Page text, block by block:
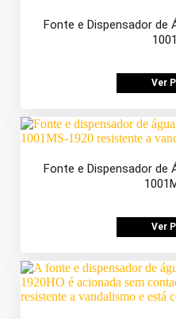
Fonte e Dispensador de
Ver
Fonte e Dispensador de
Ver